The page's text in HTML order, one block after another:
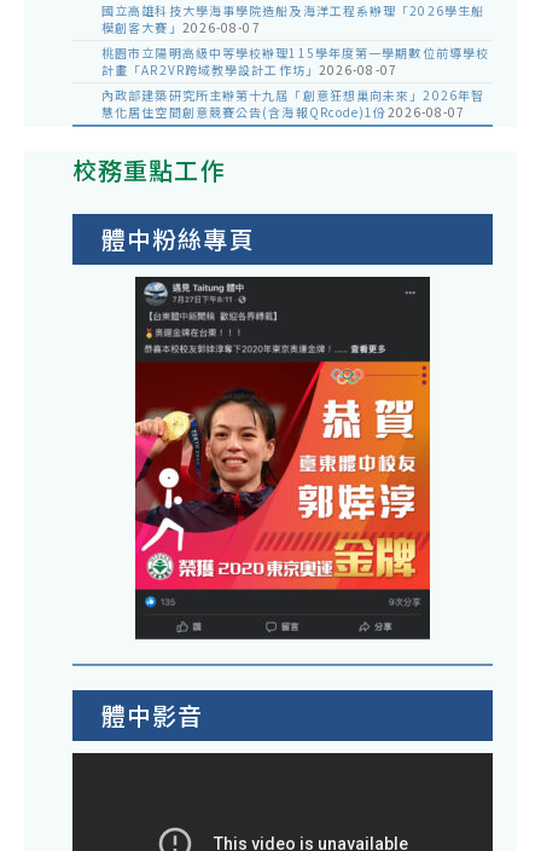
國立高雄科技大學海事學院造船及海洋工程系辦理「2026學生船
模創客大賽」 2026-08-07
桃園市立陽明高級中等學校辦理115學年度第一學期數位前導學校
計畫「AR2VR跨域教學設計工作坊」 2026-08-07
內政部建築研究所主辦第十九屆「創意狂想巢向未來」2026年智
慧化居住空間創意競賽公告(含海報QRcode)1份2026-08-07
校務重點工作
體中粉絲專頁
體中影音